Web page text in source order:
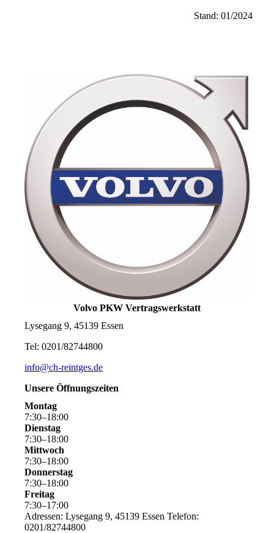
Stand: 01/2024
Volvo PKW Vertragswerkstatt
Lysegang 9, 45139 Essen
Tel: 0201/82744800
info@ch-reintges.de
Unsere Öffnungszeiten
Montag
7:30–18:00
Dienstag
7:30–18:00
Mittwoch
7:30–18:00
Donnerstag
7:30–18:00
Freitag
7:30–17:00
Adressen: Lysegang 9, 45139 Essen Telefon:
0201/82744800